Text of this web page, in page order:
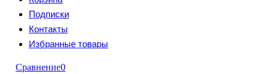
Подписки
Контакты
Избранные товары
Сравнение0